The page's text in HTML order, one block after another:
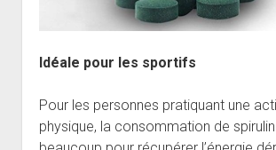
Idéale pour les sportifs
Pour les personnes pratiquant une
physique, la consommation de